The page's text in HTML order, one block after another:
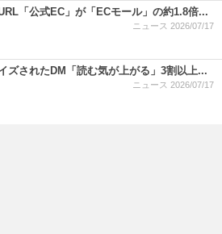
「公式EC」が「ECモール」の約1.8倍...
ニュース 2026/07/17
ズされたDM「読む気が上がる」3割以上...
ニュース 2026/07/17